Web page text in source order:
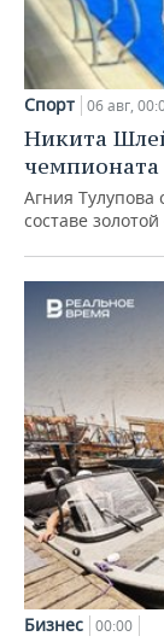
Спорт 06 авг,
Никита
Агния Тулупова
составе
Бизнес 00:00